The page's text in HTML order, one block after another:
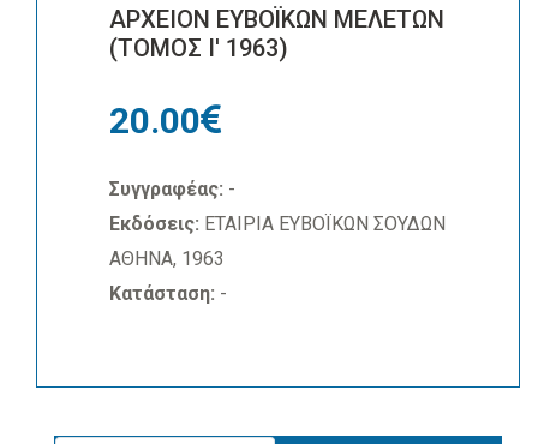
ΑΡΧΕΙΟΝ ΕΥΒΟΪΚΩΝ ΜΕΛΕΤΩΝ
(ΤΟΜΟΣ Ι' 1963)
20.00
Συγγραφέας: -
Εκδόσεις: ΕΤΑΙΡΙΑ ΕΥΒΟΪΚΩΝ ΣΟΥΔΩΝ
ΑΘΗΝΑ, 1963
Κατάσταση: -